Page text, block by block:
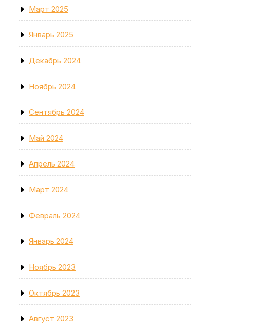
Март 2025
Январь 2025
Декабрь 2024
Ноябрь 2024
Сентябрь 2024
Май 2024
Апрель 2024
Март 2024
Февраль 2024
Январь 2024
Ноябрь 2023
Октябрь 2023
Август 2023